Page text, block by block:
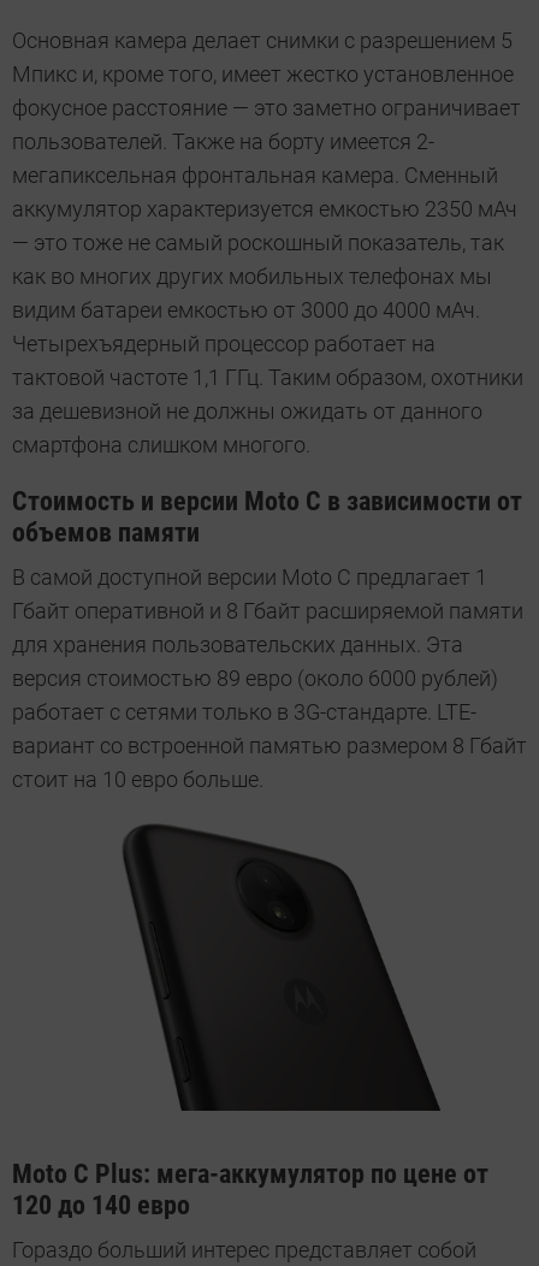
Основная камера делает снимки с разрешением 5
Мпикс и, кроме того, имеет жестко установленное
фокусное расстояние — это заметно ограничивает
пользователей. Также на борту имеется 2-
мегапиксельная фронтальная камера. Сменный
аккумулятор характеризуется емкостью 2350 мАч
— это тоже не самый роскошный показатель, так
как во многих других мобильных телефонах мы
видим батареи емкостью от 3000 до 4000 мАч.
Четырехъядерный процессор работает на
тактовой частоте 1,1 ГГц. Таким образом, охотники
за дешевизной не должны ожидать от данного
смартфона слишком многого.
Стоимость и версии Moto С в зависимости от
объемов памяти
В самой доступной версии Moto С предлагает 1
Гбайт оперативной и 8 Гбайт расширяемой памяти
для хранения пользовательских данных. Эта
версия стоимостью 89 евро (около 6000 рублей)
работает с сетями только в 3G-стандарте. LTE-
вариант со встроенной памятью размером 8 Гбайт
стоит на 10 евро больше.
Moto С Plus: мега-аккумулятор по цене от
120 до 140 евро
Гораздо больший интерес представляет собой